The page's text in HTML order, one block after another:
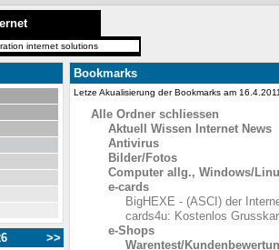
internet solutions
>>
Bookmarks
Letze Akualisierung der Bookmarks am
Alle Ordner schliessen
Aktuell Wissen Internet News
Antivirus
Bilder/Fotos
Computer allg., Windows/
e-cards
BigHEXE - (ASCI) der
cards4u: Kostenlos
e-Shops
Warentest/